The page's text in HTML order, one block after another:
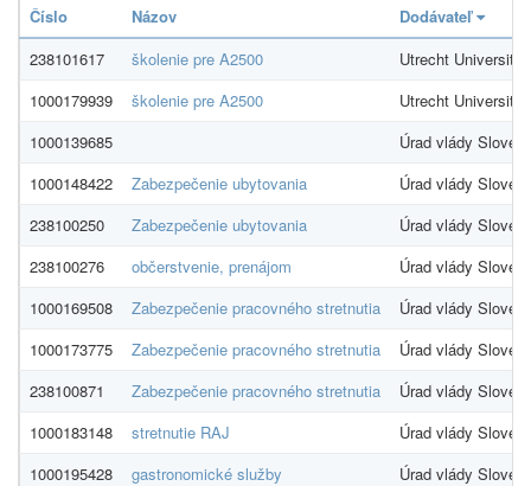
Číslo Názov
Dodávateľ
238101617
školenie pre A2500
Utrecht University
1000179939
školenie pre A2500
Utrecht University
1000139685
Úrad vlády
1000148422
Zabezpečenie ubytovania
Úrad vlády
238100250
Zabezpečenie ubytovania
Úrad vlády
238100276
občerstvenie, prenájom
Úrad vlády
1000169508
Zabezpečenie pracovného stretnutia
Úrad vlády
1000173775
Zabezpečenie pracovného stretnutia
Úrad vlády
238100871
Zabezpečenie pracovného stretnutia
Úrad vlády
1000183148
stretnutie RAJ
Úrad vlády
1000195428
gastronomické služby
Úrad vlády